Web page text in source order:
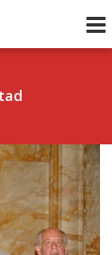
Volgend uur